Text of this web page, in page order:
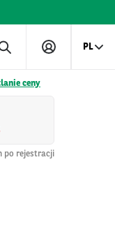
PL
ceny
po rejestracji